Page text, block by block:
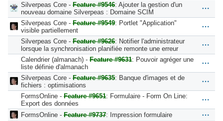
Silverpeas Core - Feature #9546: Ajouter la gestion d'un
nouveau domaine Silverpeas : Domaine SCIM
Silverpeas Core - Feature #9549: Portlet "Application"
visible partiellement
Silverpeas Core - Feature #9626: Notifier l'administrateur
lorsque la synchronisation planifiée remonte une erreur
Calendrier (almanach) - Feature #9631: Pouvoir agréger une
liste définie d'almanach
Silverpeas Core - Feature #9635: Banque d'images et de
fichiers : optimisations
FormsOnline - Feature #9651: Formulaire - Form On Line:
Export des données
FormsOnline - Feature #9737: Impression formulaire